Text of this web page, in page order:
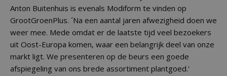
Anton Buitenhuis is evenals Modiform te vinden op
GrootGroenPlus. ´Na een aantal jaren afwezigheid doen we
weer mee. Mede omdat er de laatste tijd veel bezoekers
uit Oost-Europa komen, waar een belangrijk deel van onze
markt ligt. We presenteren op de beurs een goede
afspiegeling van ons brede assortiment plantgoed.'